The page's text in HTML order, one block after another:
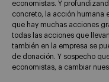
economistas. Y
concreto, la acción humana
que hay muchas acciones
todas las acciones que
también en la empresa se
de donación. Y sospecho
economistas, a cambiar